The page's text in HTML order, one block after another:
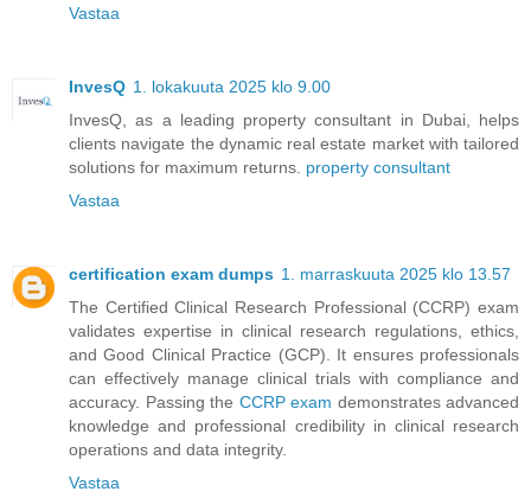
Vastaa
InvesQ 1. lokakuuta 2025 klo 9.00
InvesQ, as a leading property consultant in Dubai, helps
clients navigate the dynamic real estate market with tailored
solutions for maximum returns. property consultant
Vastaa
certification exam dumps 1. marraskuuta 2025 klo 13.57
The Certified Clinical Research Professional (CCRP) exam
validates expertise in clinical research regulations, ethics,
and Good Clinical Practice (GCP). It ensures professionals
can effectively manage clinical trials with compliance and
accuracy. Passing the CCRP exam demonstrates advanced
knowledge and professional credibility in clinical research
operations and data integrity.
Vastaa